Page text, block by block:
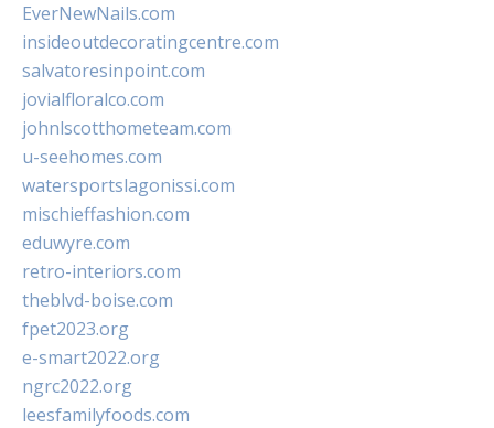
EverNewNails.com
insideoutdecoratingcentre.com
salvatoresinpoint.com
jovialfloralco.com
johnlscotthometeam.com
u-seehomes.com
watersportslagonissi.com
mischieffashion.com
eduwyre.com
retro-interiors.com
theblvd-boise.com
fpet2023.org
e-smart2022.org
ngrc2022.org
leesfamilyfoods.com